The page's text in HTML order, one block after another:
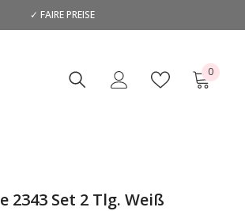
✓ FAIRE PREISE
00
2343 Set 2 Tlg. Weiß